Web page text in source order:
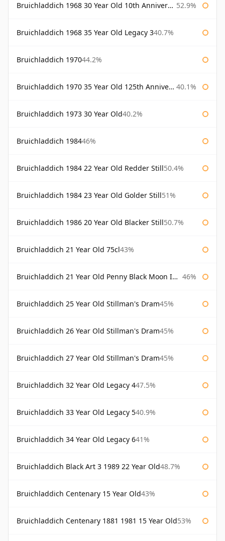
Bruichladdich 1968 30 Year Old 10th Anniversary Signatory 52.9%
Bruichladdich 1968 35 Year Old Legacy 340.7%
Bruichladdich 197044.2%
Bruichladdich 1970 35 Year Old 125th Anniversary 40.1%
Bruichladdich 1973 30 Year Old40.2%
Bruichladdich 198446%
Bruichladdich 1984 22 Year Old Redder Still50.4%
Bruichladdich 1984 23 Year Old Golder Still51%
Bruichladdich 1986 20 Year Old Blacker Still50.7%
Bruichladdich 21 Year Old 75cl43%
Bruichladdich 21 Year Old Penny Black Moon Import 46%
Bruichladdich 25 Year Old Stillman's Dram45%
Bruichladdich 26 Year Old Stillman's Dram45%
Bruichladdich 27 Year Old Stillman's Dram45%
Bruichladdich 32 Year Old Legacy 447.5%
Bruichladdich 33 Year Old Legacy 540.9%
Bruichladdich 34 Year Old Legacy 641%
Bruichladdich Black Art 3 1989 22 Year Old48.7%
Bruichladdich Centenary 15 Year Old43%
Bruichladdich Centenary 1881 1981 15 Year Old53%